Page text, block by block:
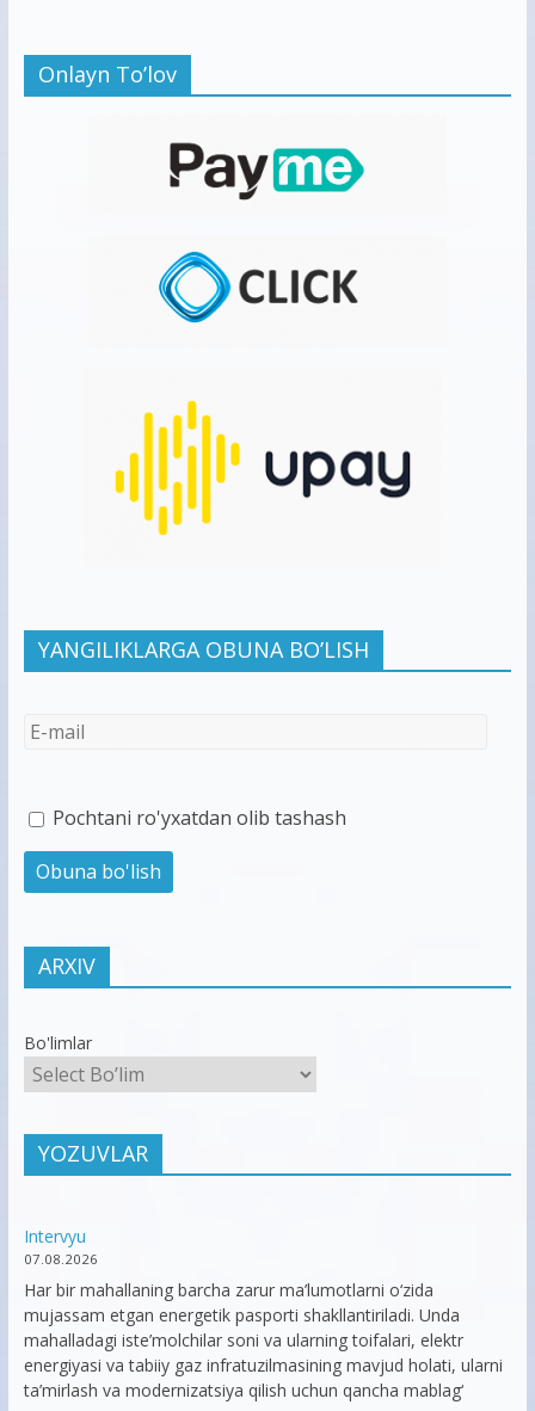
Onlayn To’lov
YANGILIKLARGA OBUNA BO’LISH
Pochtani ro'yxatdan olib tashash
ARXIV
Bo'limlar
YOZUVLAR
Intervyu
07.08.2026
Har bir mahallaning barcha zarur ma’lumotlarni o‘zida
mujassam etgan energetik pasporti shakllantiriladi. Unda
mahalladagi iste’molchilar soni va ularning toifalari, elektr
energiyasi va tabiiy gaz infratuzilmasining mavjud holati, ularni
ta’mirlash va modernizatsiya qilish uchun qancha mablag‘